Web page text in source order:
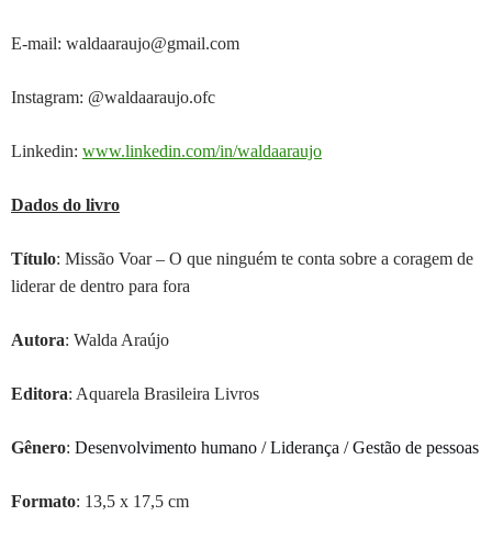
E-mail: waldaaraujo@gmail.com
Instagram: @waldaaraujo.ofc
Linkedin: www.linkedin.com/in/waldaaraujo
Dados do livro
Título: Missão Voar – O que ninguém te conta sobre a coragem de
liderar de dentro para fora
Autora: Walda Araújo
Editora: Aquarela Brasileira Livros
Gênero: Desenvolvimento humano / Liderança / Gestão de pessoas
Formato: 13,5 x 17,5 cm